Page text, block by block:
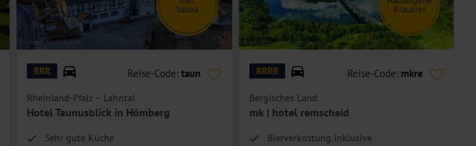
© Hotel Taunusblick
Sauna
RRR Reise-Code: taun
Rheinland-Pfalz – Lahntal
Hotel Taunusblick in Hömberg
Sehr gute Küche
© mitifoto - stock.adobe.com
Brauerei
RRRR Reise-Code: mkre
Bergisches Land
mk | hotel remscheid
Bierverkostung inklusive